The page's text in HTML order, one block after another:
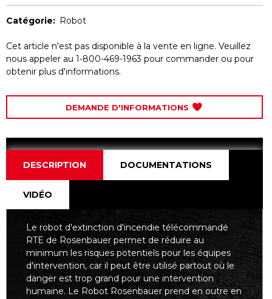
Catégorie: Robot
Cet article n'est pas disponible à la vente en ligne. Veuillez
nous appeler au 1-800-469-1963 pour commander ou pour
obtenir plus d'informations.
DEMANDE D'INFORMATIONS
DESCRIPTION DOCUMENTATIONS
VIDÉO
Le robot d'extinction d'incendie télécommandé
RTE de Rosenbauer permet de réduire au
minimum les risques potentiels pour les équipes
d'intervention, car il peut être utilisé partout où le
danger est trop grand pour une intervention
humaine. Le Robot Rosenbauer prend en outre en